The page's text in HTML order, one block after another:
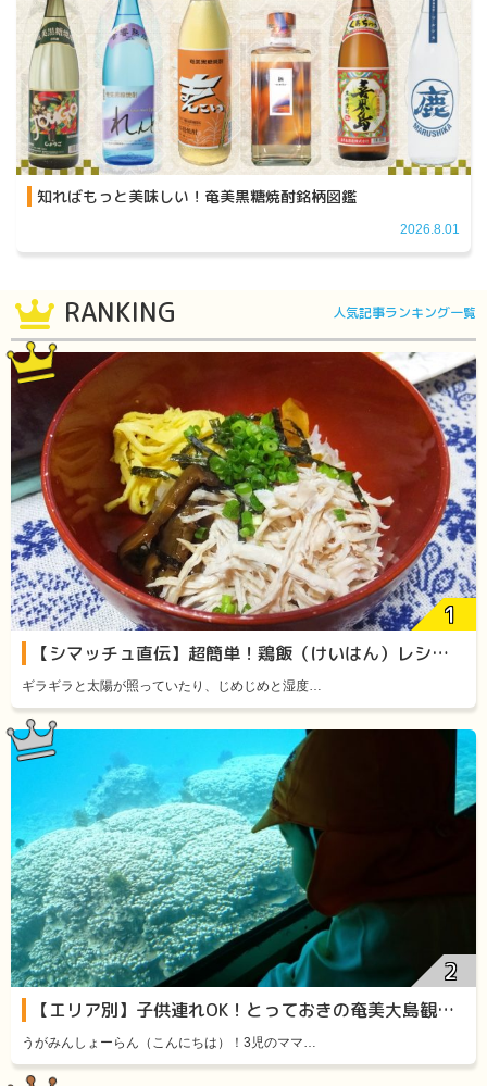
知ればもっと美味しい！奄美黒糖焼酎銘柄図鑑
2026.8.01
RANKING 人気記事ランキング一覧
【シマッチュ直伝】超簡単！鶏飯（けいはん）レシピをご紹介します！
ギラギラと太陽が照っていたり、じめじめと湿度…
【エリア別】子供連れOK！とっておきの奄美大島観光スポット11選
うがみんしょーらん（こんにちは）！3児のママ…